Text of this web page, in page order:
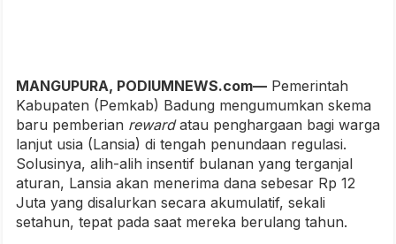
MANGUPURA, PODIUMNEWS.com— Pemerintah
Kabupaten (Pemkab) Badung mengumumkan skema
baru pemberian rewardatau penghargaan bagi warga
lanjut usia (Lansia) di tengah penundaan regulasi.
Solusinya, alih-alih insentif bulanan yang terganjal
aturan, Lansia akan menerima dana sebesar Rp 12
Juta yang disalurkan secara akumulatif, sekali
setahun, tepat pada saat mereka berulang tahun.